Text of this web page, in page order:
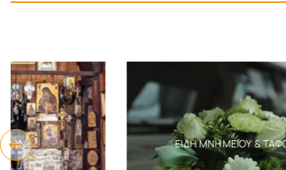
ΕΊΔΗ ΜΝΗΜΕΊΟΥ & ΤΆΦΟΥ